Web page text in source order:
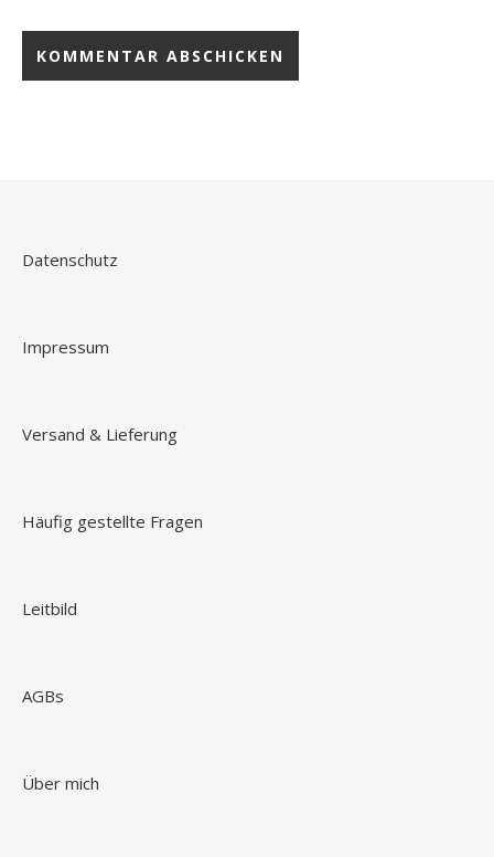
Datenschutz
Impressum
Versand & Lieferung
Häufig gestellte Fragen
Leitbild
AGBs
Über mich